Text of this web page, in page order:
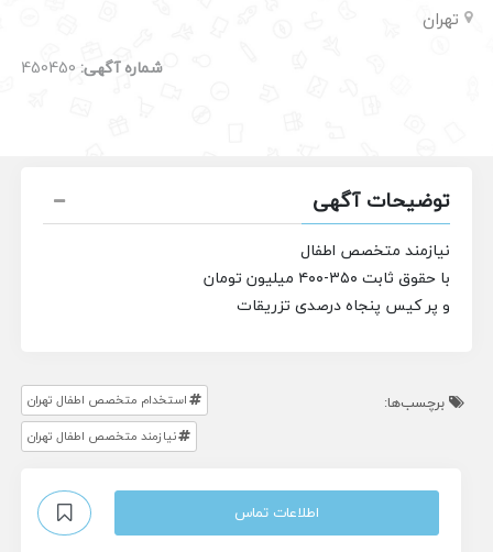
تهران
شماره آگهی: 450450
توضیحات آگهی
نیازمند متخصص اطفال
با حقوق ثابت ۳۵۰-۴۰۰ میلیون تومان
و پر کیس پنجاه درصدی تزریقات
برچسب‌ها:
استخدام متخصص اطفال تهران
نیازمند متخصص اطفال تهران
اطلاعات تماس